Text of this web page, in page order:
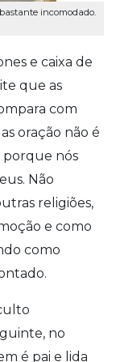
incomodado.
e caixa de
que as
com
oração não é
porque nós
Não
religiões,
e como
como
no
é pai e lida